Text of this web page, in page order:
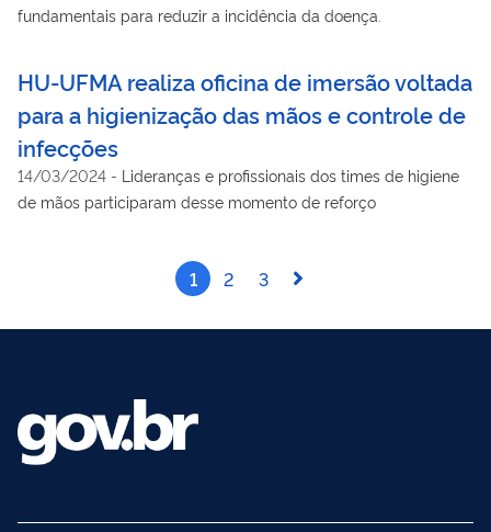
fundamentais para reduzir a incidência da doença.
HU-UFMA realiza oficina de imersão voltada
para a higienização das mãos e controle de
infecções
14/03/2024 - Lideranças e profissionais dos times de higiene
de mãos participaram desse momento de reforço
1 2 3